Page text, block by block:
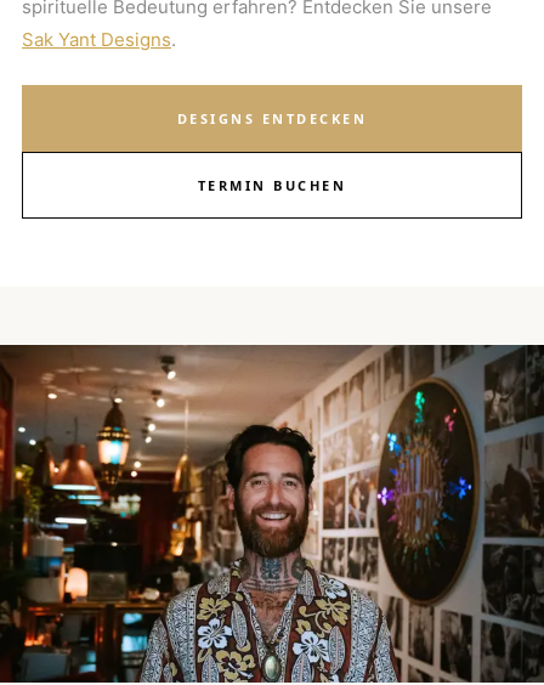
spirituelle Bedeutung erfahren? Entdecken Sie unsere
Sak Yant Designs.
DESIGNS ENTDECKEN
TERMIN BUCHEN